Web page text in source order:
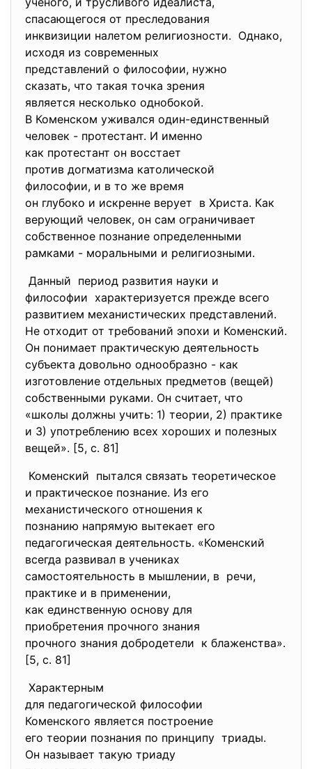
спасающегося от преследования
инквизиции налетом религиозности. Однако,
исходя из современных
представлений о философии, нужно
сказать, что такая точка зрения
является несколько однобокой.
В Коменском уживался один-единственный
человек - протестант. И именно
как протестант он восстает
против догматизма католической
философии, и в то же время
он глубоко и искренне верует в Христа. Как
верующий человек, он сам ограничивает
собственное познание определенными
рамками - моральными и религиозными.
Данный период развития науки и
философии характеризуется прежде всего
развитием механистических представлений.
Не отходит от требований эпохи и Коменский.
Он понимает практическую деятельность
субъекта довольно однообразно - как
изготовление отдельных предметов (вещей)
собственными руками. Он считает, что
«школы должны учить: 1) теории, 2) практике
и 3) употреблению всех хороших и полезных
вещей». [5, с. 81]
Коменский пытался связать теоретическое
и практическое познание. Из его
механистического отношения к
познанию напрямую вытекает его
педагогическая деятельность. «Коменский
всегда развивал в учениках
самостоятельность в мышлении, в речи,
практике и в применении,
как единственную основу для
приобретения прочного знания
прочного знания добродетели к блаженства».
[5, с. 81]
Характерным
для педагогической философии
Коменского является построение
его теории познания по принципу триады.
Он называет такую триаду